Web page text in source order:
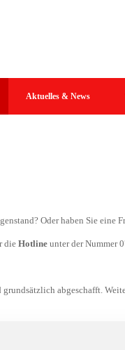
Aktuelles & News
Oder haben Sie eine
dieHotline unter der Nummer
grundsätzlich abgeschafft.